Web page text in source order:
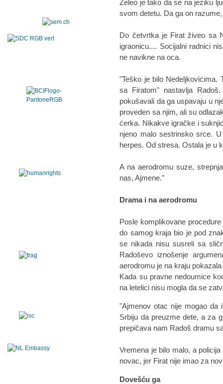
Želeo je tako da se na jeziku
svom detetu. Da ga on
Do četvrtka je Firat živeo sa
igraonicu.... Socijalni radnici
ne navikne na oca.
"Teško je bilo
sa Firatom" nastavlja
pokušavali da ga uspavaju u
proveden sa njim, ali su
ćerka. Nikakve igračke i
njeno malo sestrinsko srce.
herpes. Od stresa. Ostala je u
A na aerodromu suze,
nas, Ajmene."
Drama i na aerodromu
Posle komplikovane
do samog kraja bio je pod
se nikada nisu susreli sa
Radoševo iznošenje
aerodromu je na kraju
Kada su pravne nedoumice
na letelici nisu mogla da se
"Ajmenov otac nije mogao da
Srbiju da preuzme dete, a za
prepičava nam Radoš dramu
Vremena je bilo malo, a
novac, jer Firat nije imao za
Dovešću ga